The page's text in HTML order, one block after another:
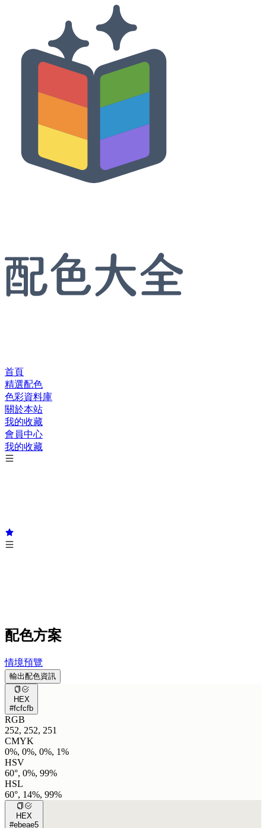
首頁
精選配色
色彩資料庫
關於本站
我的收藏
會員中心
我的收藏
配色方案
情境預覽
輸出配色資訊
HEX
#fcfcfb
RGB
252, 252, 251
CMYK
0%, 0%, 0%, 1%
HSV
60°, 0%, 99%
HSL
60°, 14%, 99%
HEX
#ebeae5